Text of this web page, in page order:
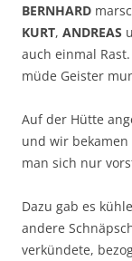
BERNHARD
KURT, ANDREAS
auch einmal Rast.
müde Geister
Auf der Hütte
und wir
man sich nur
Dazu gab es
andere
verkündete,